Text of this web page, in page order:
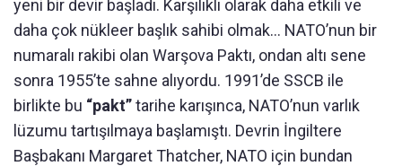
yeni bir devir başladı. Karşılıklı olarak daha etkili ve
daha çok nükleer başlık sahibi olmak… NATO’nun bir
numaralı rakibi olan Warşova Paktı, ondan altı sene
sonra 1955’te sahne alıyordu. 1991’de SSCB ile
birlikte bu “pakt”tarihe karışınca, NATO’nun varlık
lüzumu tartışılmaya başlamıştı. Devrin İngiltere
Başbakanı Margaret Thatcher, NATO için bundan